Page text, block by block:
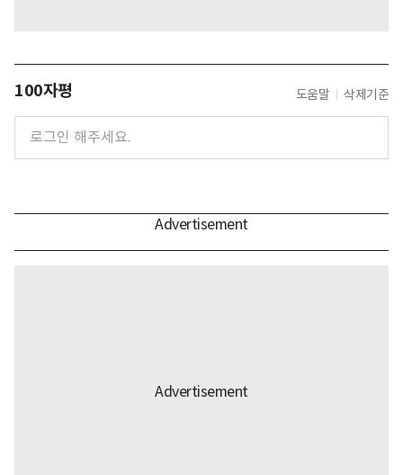
100자평 도움말 삭제기준